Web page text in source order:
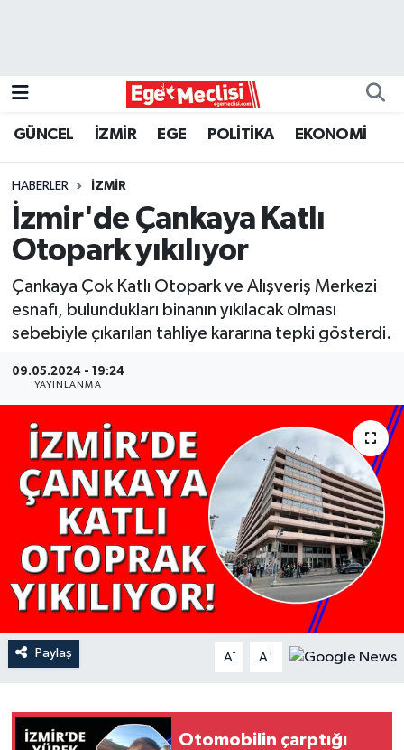
GÜNCEL İZMİR EGE POLİTİKA EKONOMİ
HABERLER İZMİR
İzmir'de Çankaya Katlı
Otopark yıkılıyor
Çankaya Çok Katlı Otopark ve Alışveriş Merkezi
esnafı, bulundukları binanın yıkılacak olması
sebebiyle çıkarılan tahliye kararına tepki gösterdi.
09.05.2024 - 19:24
YAYINLANMA
Paylaş A- A+
Otomobilin çarptığı
GÜNCEL
İZMİR
ÖZEL HABER
POLİTİKA
Programlar
SPOR
YAŞAM